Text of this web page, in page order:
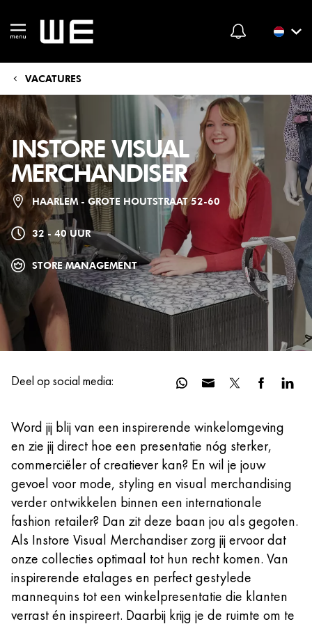
VACATURES
INSTORE VISUAL
MERCHANDISER
HAARLEM - GROTE HOUTSTRAAT 52-60
32 - 40 UUR
STORE MANAGEMENT
Deel op social media:
Word jij blij van een inspirerende winkelomgeving
en zie jij direct hoe een presentatie nóg sterker,
commerciëler of creatiever kan? En wil je jouw
gevoel voor mode, styling en visual merchandising
verder ontwikkelen binnen een internationale
fashion retailer? Dan zit deze baan jou als gegoten.
Als Instore Visual Merchandiser zorg jij ervoor dat
onze collecties optimaal tot hun recht komen. Van
inspirerende etalages en perfect gestylede
mannequins tot een winkelpresentatie die klanten
verrast én inspireert. Daarbij krijg je de ruimte om te